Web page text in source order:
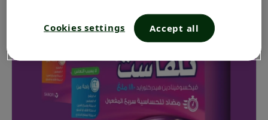
Cookies settings Accept all